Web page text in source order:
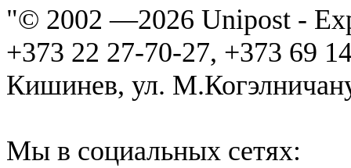
"© 2002 —2026 Unipost -
+373 22 27-70-27, +373 69
Кишинев, ул.
Мы в социальных сетях: